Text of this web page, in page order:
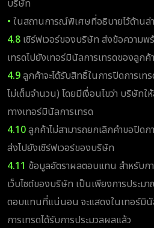
บริษัท
• ในสถานการณ์พิเศษที่อธิบายไว้ด้านล่
4.8 เซิร์ฟเวอร์ของบริษัท ส่งข้อความ
เทรดไปยังเทอร์มินัลการเทรดของลูกค้า
4.9ลูกค้าจะได้รับสิทธิ์ในการปิดการเ
ไม่เต็มจำนวน) โดยมีเงื่อนไขว่า บริษัท
ทางเทอร์มินัลการเทรด
4.10ลูกค้าไม่สามารถยกเลิกคำขอปิด
ส่งไปยังเซิร์ฟเวอร์ของบริษัท
4.11 ข้อมูลอัตราผลตอบแทน สำหรับก
เว็บไซต์ของบริษัท เป็นเพียงการประม
ตอบแทนที่แน่นอน จะแสดงในเทอร์มินั
การเทรดได้รับการประมวลผลแล้ว